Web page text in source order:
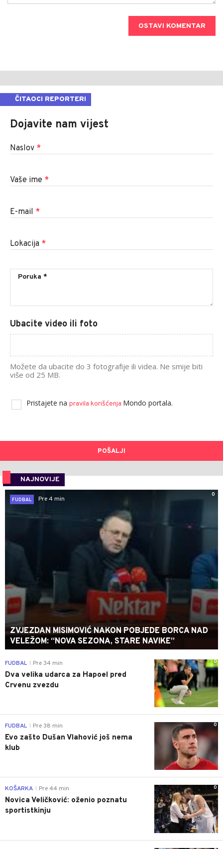
OSTAVI KOMENTAR
ČITAOCI REPORTERI
Dojavite nam vijest
Naslov *
Vaše ime *
E-mail *
Lokacija *
Ubacite video ili foto
Možete da ubacite do 3 fotografije ili videa. Ne smije biti
više od 25 MB.
Pristajete na pravila korišćenja Mondo portala.
POŠALJI
NAJNOVIJE
0
FUDBAL
Pre 4 min
ZVJEZDAN MISIMOVIĆ NAKON POBJEDE BORCA NAD
VELEŽOM: “NOVA SEZONA, STARE NAVIKE”
0
FUDBAL Pre 34 min
Dva velika udarca za Hapoel pred
Crvenu zvezdu
0
FUDBAL Pre 38 min
Evo zašto Dušan Vlahović još nema
klub
0
KOŠARKA Pre 44 min
Novica Veličković: oženio poznatu
sportistkinju